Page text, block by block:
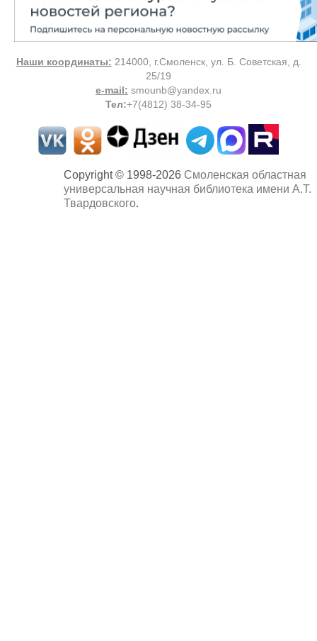
Наши координаты: 214000, г.Смоленск, ул. Б. Советская, д.
25/19
e-mail: smounb@yandex.ru
Тел:+7(4812) 38-34-95
Copyright © 1998-2026 Смоленская областная
универсальная научная библиотека имени А.Т.
Твардовского.